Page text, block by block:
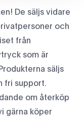
De säljs vidare
och
från
som är
säljs
fri support.
om återköp
gärna köper